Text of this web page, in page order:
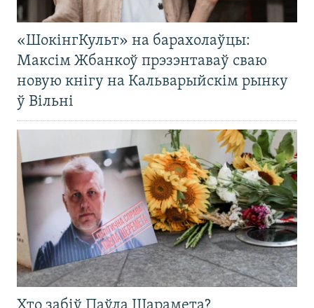
«ШокінгКульт» на барахолаўцы:
Максім Жбанкоў прэзэнтаваў сваю
новую кнігу на Кальварыйскім рынку
ў Вільні